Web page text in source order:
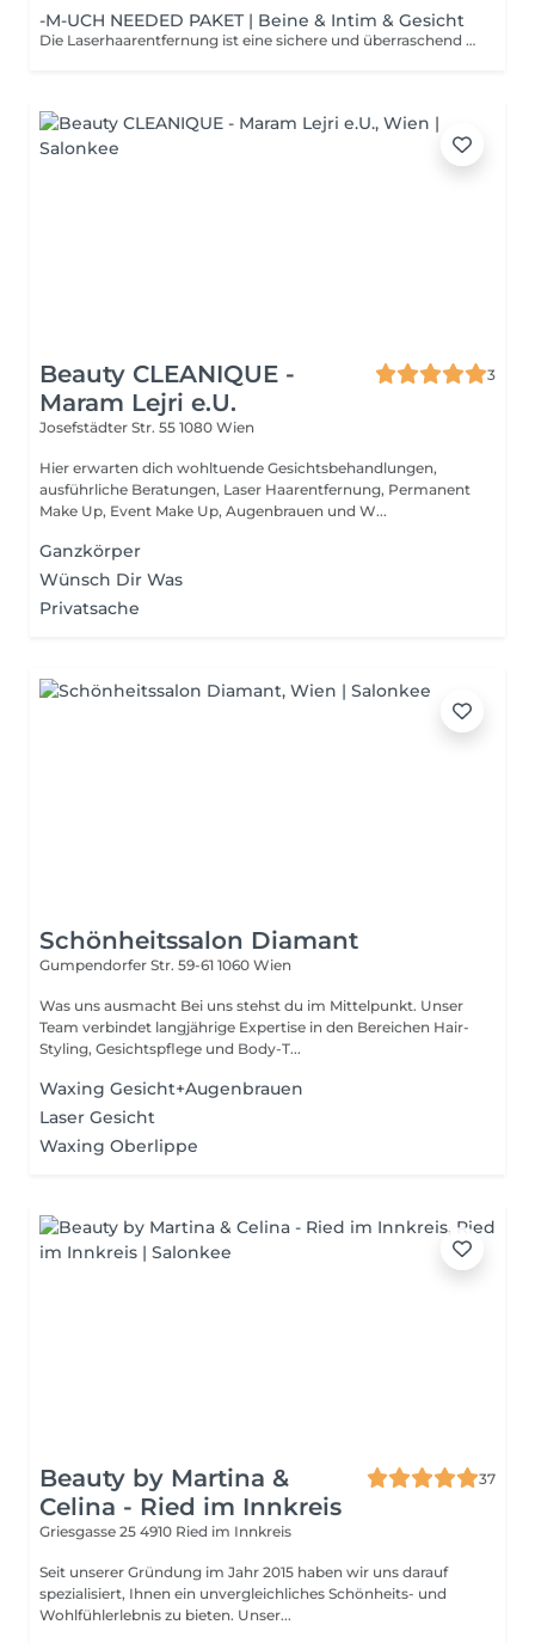
-M-UCH NEEDED PAKET | Beine & Intim & Gesicht
Die Laserhaarentfernung ist eine sichere und überraschend schnelle Option für jeden, der bereit ist, seinen Rasierer loszuwerden. Wenn du dir morgens ein paar Minuten Zeit sparen willst, ist die Laserhaarentfernung ein schnelles und praktisch schmerzloses Verfahren, das deine Haut für immer glatt und makellos macht.
Beauty CLEANIQUE -
Maram Lejri e.U.
3
Josefstädter Str. 55 1080 Wien
Hier erwarten dich wohltuende Gesichtsbehandlungen,
ausführliche Beratungen, Laser Haarentfernung, Permanent
Make Up, Event Make Up, Augenbrauen und W...
Ganzkörper
Wünsch Dir Was
Privatsache
Schönheitssalon Diamant
Gumpendorfer Str. 59-61 1060 Wien
Was uns ausmacht Bei uns stehst du im Mittelpunkt. Unser
Team verbindet langjährige Expertise in den Bereichen Hair-
Styling, Gesichtspflege und Body-T...
Waxing Gesicht+Augenbrauen
Laser Gesicht
Waxing Oberlippe
Beauty by Martina &
Celina - Ried im Innkreis
37
Griesgasse 25 4910 Ried im Innkreis
Seit unserer Gründung im Jahr 2015 haben wir uns darauf
spezialisiert, Ihnen ein unvergleichliches Schönheits- und
Wohlfühlerlebnis zu bieten. Unser...